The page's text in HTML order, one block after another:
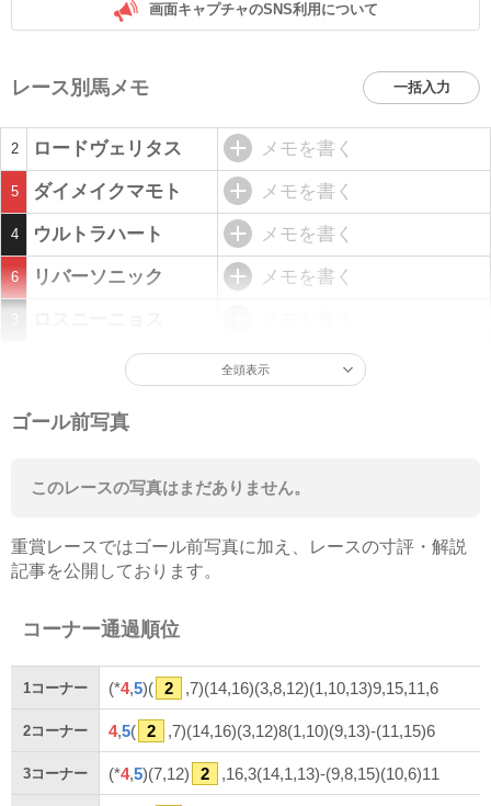
画面キャプチャのSNS利用について
レース別馬メモ 一括入力
2 ロードヴェリタス メモを書く
5 ダイメイクマモト メモを書く
4 ウルトラハート メモを書く
6 リバーソニック メモを書く
全頭表示
ゴール前写真
このレースの写真はまだありません。
重賞レースではゴール前写真に加え、レースの寸評・解説
記事を公開しております。
コーナー通過順位
1コーナー (*4,5)( 2 ,7)(14,16)(3,8,12)(1,10,13)9,15,11,6
2コーナー 4,5( 2 ,7)(14,16)(3,12)8(1,10)(9,13)-(11,15)6
3コーナー (*4,5)(7,12) 2 ,16,3(14,1,13)-(9,8,15)(10,6)11